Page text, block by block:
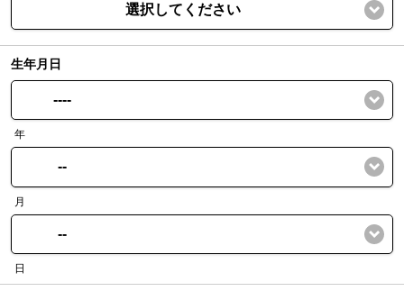
選択してください
生年月日
----
年
--
月
--
日